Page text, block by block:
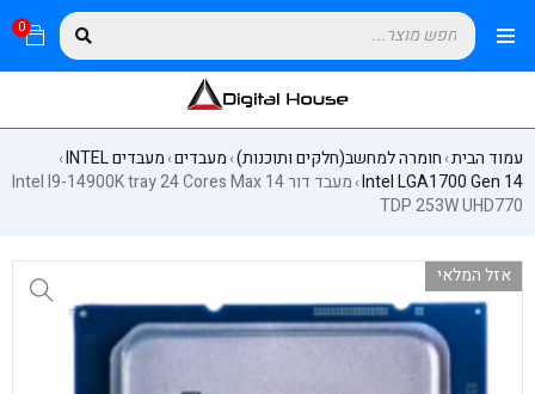
0
עמוד הבית›חומרה למחשב(חלקים ותוכנות)›מעבדים›מעבדים INTEL ›
Intel LGA1700 Gen 14
›
מעבד דור 14 Intel I9-14900K tray 24 Cores Max
TDP 253W UHD770
אזל המלאי